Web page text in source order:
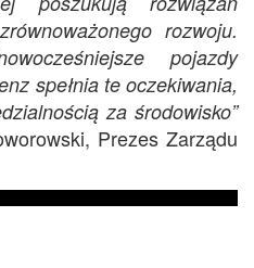
rozwoju.
pojazdy
spełnia te oczekiwania,
za środowisko”
Prezes Zarządu